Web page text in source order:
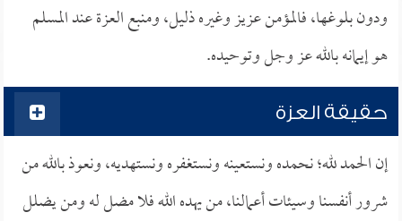
ودون بلوغها، فالمؤمن عزيز وغيره ذليل، ومنبع العزة عند المسلم
هو إيمانه بالله عز وجل وتوحيده.
حقيقة العزة
إن الحمد لله؛ نحمده ونستعينه ونستغفره ونستهديه، ونعوذ بالله من
شرور أنفسنا وسيئات أعمالنا، من يهده الله فلا مضل له ومن يضلل